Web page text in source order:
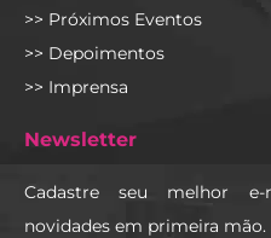
>> Próximos Eventos
>> Depoimentos
>> Imprensa
Newsletter
Cadastre seu melhor
novidades em primeira mão.